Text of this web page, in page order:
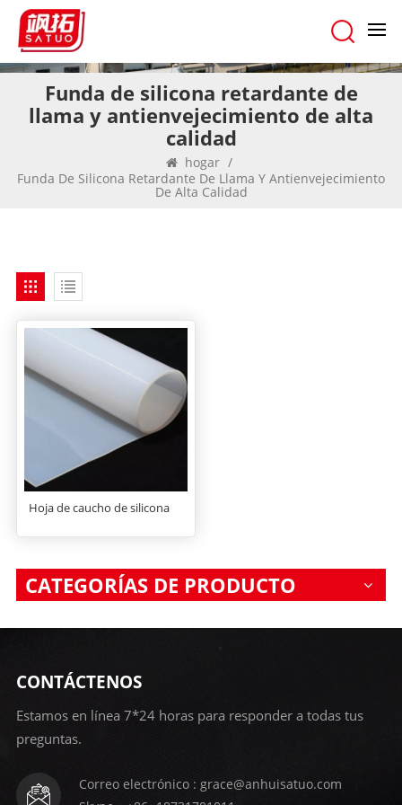
Funda de silicona retardante de
llama y antienvejecimiento de alta
calidad
hogar /
Funda De Silicona Retardante De Llama Y Antienvejecimiento
De Alta Calidad
Hoja de caucho de silicona
CATEGORÍAS DE PRODUCTO
CONTÁCTENOS
Estamos en línea 7*24 horas para responder a todas tus
preguntas.
Correo electrónico : grace@anhuisatuo.com